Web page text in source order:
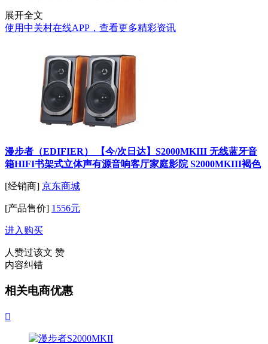
展开全文
使用中关村在线APP，查看更多精彩资讯
漫步者（EDIFIER） 【今/次日达】S2000MKIII 无线蓝牙音
箱HIFI书架式立体声有源音响客厅家庭影院 S2000MKIII褐色
[经销商] 京东商城
[产品售价] 1556元
进入购买
人赞过该文 赞
内容纠错
相关电商优惠
